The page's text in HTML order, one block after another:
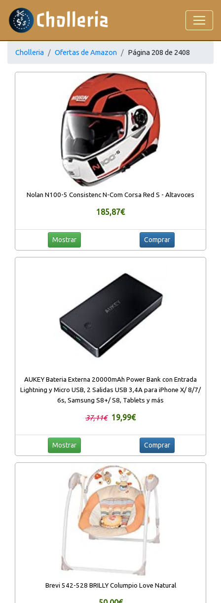
Cholleria Ofertas de Amazon Página 208 de 2408
Nolan N100-5 Consistenc N-Com Corsa Red S - Altavoces
185,87€
Mostrar Comprar
AUKEY Bateria Externa 20000mAh Power Bank con Entrada
Lightning y Micro USB, 2 Salidas USB 3,4A para iPhone X/ 8/7/
6s, Samsung S8+/ S8, Tablets y más
37,11€ 19,99€
Mostrar Comprar
Brevi 542-528 BRILLY Columpio Love Natural